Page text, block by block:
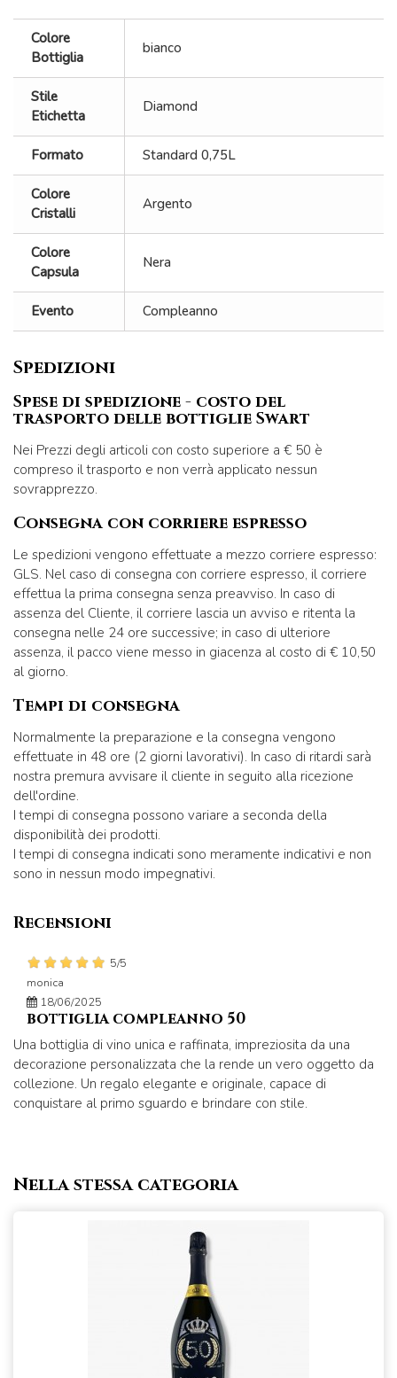
Colore
Bottiglia
bianco
Stile
Etichetta
Diamond
Formato Standard 0,75L
Colore
Cristalli
Argento
Colore
Capsula
Nera
Evento Compleanno
Spedizioni
Spese di spedizione - costo del
trasporto delle bottiglie Swart
Nei Prezzi degli articoli con costo superiore a € 50 è
compreso il trasporto e non verrà applicato nessun
sovrapprezzo.
Consegna con corriere espresso
Le spedizioni vengono effettuate a mezzo corriere espresso:
GLS. Nel caso di consegna con corriere espresso, il corriere
effettua la prima consegna senza preavviso. In caso di
assenza del Cliente, il corriere lascia un avviso e ritenta la
consegna nelle 24 ore successive; in caso di ulteriore
assenza, il pacco viene messo in giacenza al costo di € 10,50
al giorno.
Tempi di consegna
Normalmente la preparazione e la consegna vengono
effettuate in 48 ore (2 giorni lavorativi). In caso di ritardi sarà
nostra premura avvisare il cliente in seguito alla ricezione
dell'ordine.
I tempi di consegna possono variare a seconda della
disponibilità dei prodotti.
I tempi di consegna indicati sono meramente indicativi e non
sono in nessun modo impegnativi.
Recensioni
5/5
monica
18/06/2025
bottiglia compleanno 50
Una bottiglia di vino unica e raffinata, impreziosita da una
decorazione personalizzata che la rende un vero oggetto da
collezione. Un regalo elegante e originale, capace di
conquistare al primo sguardo e brindare con stile.
Nella stessa categoria